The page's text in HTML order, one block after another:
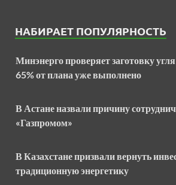
НАБИРАЕТ ПОПУЛЯРНОСТЬ
Минэнерго проверяет заготовку
65% от плана уже выполнено
В Астане назвали причину
«Газпромом»
В Казахстане призвали вернуть
традиционную энергетику